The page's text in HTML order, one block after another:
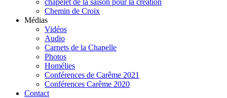
Chemin de Croix
Médias
Vidéos
Audio
Carnets de la Chapelle
Photos
Homélies
Conférences de Carême 2021
Conférences Carême 2020
Contact